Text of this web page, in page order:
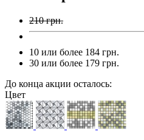
210 грн.
10 или более 184 грн.
30 или более 179 грн.
До конца акции осталось:
Цвет